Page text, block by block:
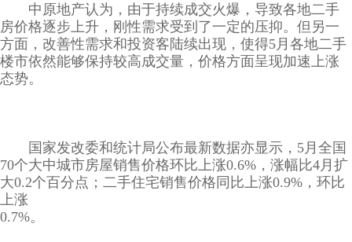
中原地产认为，由于持续成交火爆，导致各地二手
房价格逐步上升，刚性需求受到了一定的压抑。但另一
方面，改善性需求和投资客陆续出现，使得5月各地二手
楼市依然能够保持较高成交量，价格方面呈现加速上涨
态势。
国家发改委和统计局公布最新数据亦显示，5月全国
70个大中城市房屋销售价格环比上涨0.6%，涨幅比4月扩
大0.2个百分点；二手住宅销售价格同比上涨0.9%，环比
上涨
0.7%。